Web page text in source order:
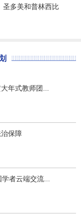
圣多美和普林西比
年式教师团...
保障
者云端交流...